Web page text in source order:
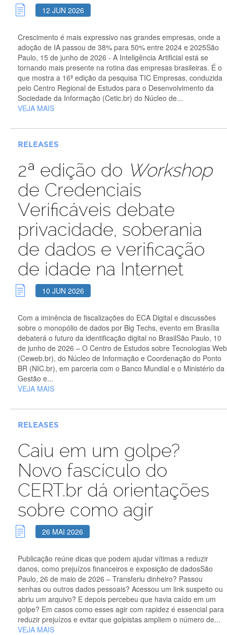
12 JUN 2026
Crescimento é mais expressivo nas grandes empresas, onde a
adoção de IA passou de 38% para 50% entre 2024 e 2025São
Paulo, 15 de junho de 2026 - A Inteligência Artificial está se
tornando mais presente na rotina das empresas brasileiras. É o
que mostra a 16ª edição da pesquisa TIC Empresas, conduzida
pelo Centro Regional de Estudos para o Desenvolvimento da
Sociedade da Informação (Cetic.br) do Núcleo de...
VEJA MAIS
RELEASES
2ª edição do Workshop
de Credenciais
Verificáveis debate
privacidade, soberania
de dados e verificação
de idade na Internet
10 JUN 2026
Com a iminência de fiscalizações do ECA Digital e discussões
sobre o monopólio de dados por Big Techs, evento em Brasília
debaterá o futuro da identificação digital no BrasilSão Paulo, 10
de junho de 2026 – O Centro de Estudos sobre Tecnologias Web
(Ceweb.br), do Núcleo de Informação e Coordenação do Ponto
BR (NIC.br), em parceria com o Banco Mundial e o Ministério da
Gestão e...
VEJA MAIS
RELEASES
Caiu em um golpe?
Novo fascículo do
CERT.br dá orientações
sobre como agir
26 MAI 2026
Publicação reúne dicas que podem ajudar vítimas a reduzir
danos, como prejuízos financeiros e exposição de dadosSão
Paulo, 26 de maio de 2026 – Transferiu dinheiro? Passou
senhas ou outros dados pessoais? Acessou um link suspeito ou
abriu um arquivo? E depois percebeu que havia caído em um
golpe? Em casos como esses agir com rapidez é essencial para
reduzir prejuízos e evitar que golpistas ampliem o número de...
VEJA MAIS